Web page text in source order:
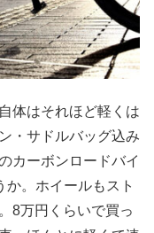
体はそれほど軽くは
・サドルバッグ込み
カーボンロードバイ
か。ホイールもスト
8万円くらいで買っ